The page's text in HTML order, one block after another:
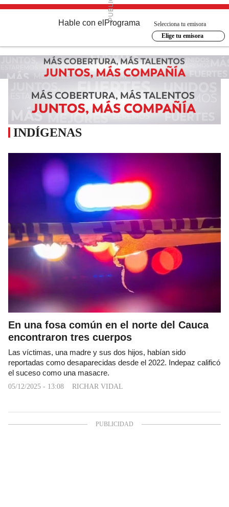
Hable con el Programa
Selecciona tu emisora
Elige tu emisora
INDÍGENAS
En una fosa común en el norte del Cauca
encontraron tres cuerpos
Las víctimas, una madre y sus dos hijos, habían sido
reportadas como desaparecidas desde el 2022. Indepaz calificó
el suceso como una masacre.
05/12/2025 - 13:08 RICHAR VIDAL